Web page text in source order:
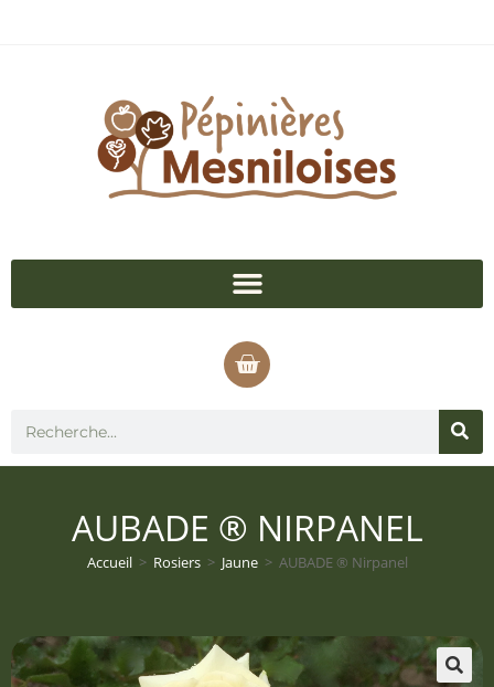
AUBADE ® NIRPANEL
Accueil > Rosiers > Jaune > AUBADE ® Nirpanel